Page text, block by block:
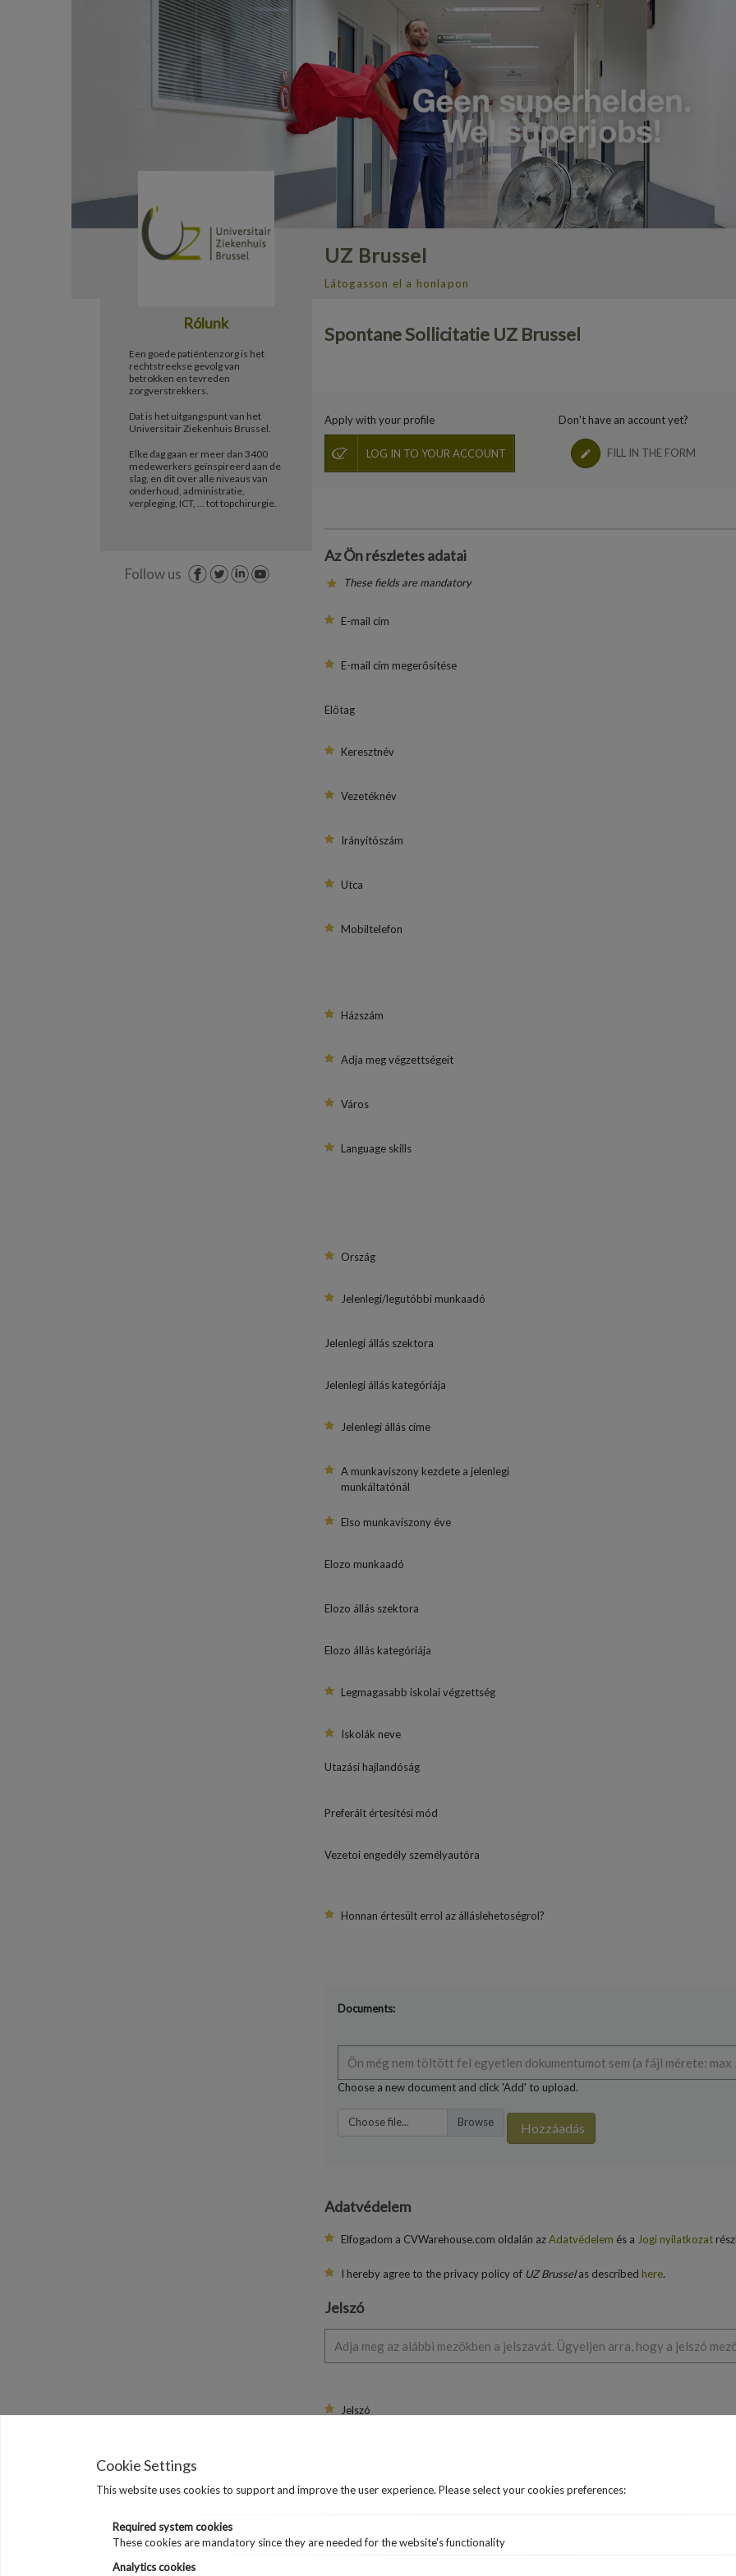
Cookie Settings
This website uses cookies to support and improve the user experience. Please select your cookies preferences:
Required system cookies
These cookies are mandatory since they are needed for the website's functionality
Analytics cookies
UZ Brussel
Látogasson el a honlapon
Rólunk
Een goede patiëntenzorg is het
rechtstreekse gevolg van
betrokken en tevreden
zorgverstrekkers.
Dat is het uitgangspunt van het
Universitair Ziekenhuis Brussel.
Elke dag gaan er meer dan 3400
medewerkers geïnspireerd aan de
slag, en dit over alle niveaus van
onderhoud, administratie,
verpleging, ICT, ... tot topchirurgie.
Follow us
Spontane Sollicitatie UZ Brussel
Apply with your profile
LOG IN TO YOUR ACCOUNT
Don't have an account yet?
FILL IN THE FORM
Az Ön részletes adatai
These fields are mandatory
E-mail cím
E-mail cím megerősítése
Előtag
Keresztnév
Vezetéknév
Irányítószám
Utca
Mobiltelefon
Házszám
Adja meg végzettségeit
Város
Language skills
Ország
Jelenlegi/legutóbbi munkaadó
Jelenlegi állás szektora
Jelenlegi állás kategóriája
Jelenlegi állás címe
A munkaviszony kezdete a jelenlegi
munkáltatónál
Elso munkaviszony éve
Elozo munkaadó
Elozo állás szektora
Elozo állás kategóriája
Legmagasabb iskolai végzettség
Iskolák neve
Utazási hajlandóság
Preferált értesítési mód
Vezetoi engedély személyautóra
Honnan értesült errol az álláslehetoségrol?
Documents:
Ön még nem töltött fel egyetlen dokumentumot sem (a fájl mérete: max
Choose a new document and click 'Add' to upload.
Choose file... Hozzáadás
Adatvédelem
Elfogadom a CVWarehouse.com oldalán azAdatvédelem és a Jogi nyilatkozat
I hereby agree to the privacy policy of UZ Brusselas described here.
Jelszó
Adja meg az alábbi mezőkben a jelszavát. Ügyeljen arra, hogy a jelszó
Jelszó